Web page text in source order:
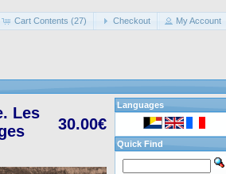
Cart Contents (27) Checkout My Account
30.00€
Les
Languages
Quick Find